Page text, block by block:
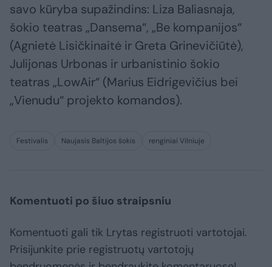
savo kūryba supažindins: Liza Baliasnaja,
šokio teatras „Dansema“, „Be kompanijos“
(Agnietė Lisičkinaitė ir Greta Grinevičiūtė),
Julijonas Urbonas ir urbanistinio šokio
teatras „LowAir“ (Marius Eidrigevičius bei
„Vienudu“ projekto komandos).
Festivalis Naujasis Baltijos šokis renginiai Vilniuje
Komentuoti po šiuo straipsniu
Komentuoti gali tik Lrytas registruoti vartotojai.
Prisijunkite prie registruotų vartotojų